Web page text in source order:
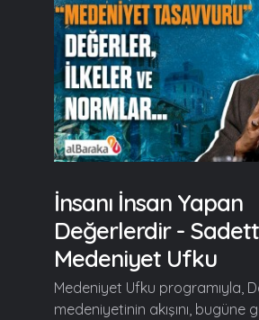
İnsanı İnsan Yapan
Değerlerdir -
Medeniyet Ufku
Medeniyet Ufku programıyla,
medeniyetinin akışını, bugüne